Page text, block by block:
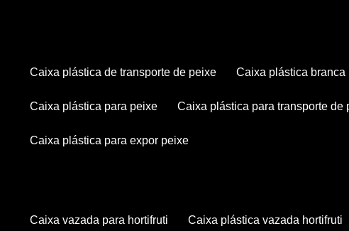
caixa plástica de transporte de peixe caixa plástica
caixa plástica para peixe caixa plástica para transporte de
caixa plástica para expor peixe
caixa vazada para hortifruti caixa plástica vazada hortifruti